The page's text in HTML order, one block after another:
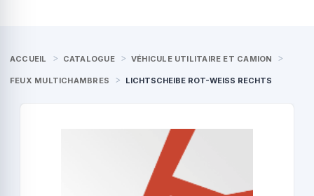
ACCUEIL CATALOGUE VÉHICULE UTILITAIRE ET CAMION
FEUX MULTICHAMBRES LICHTSCHEIBE ROT-WEISS RECHTS